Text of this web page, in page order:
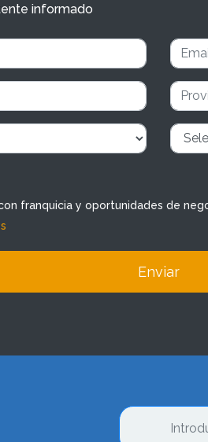
informado
franquicia y oportunidades de
Enviar